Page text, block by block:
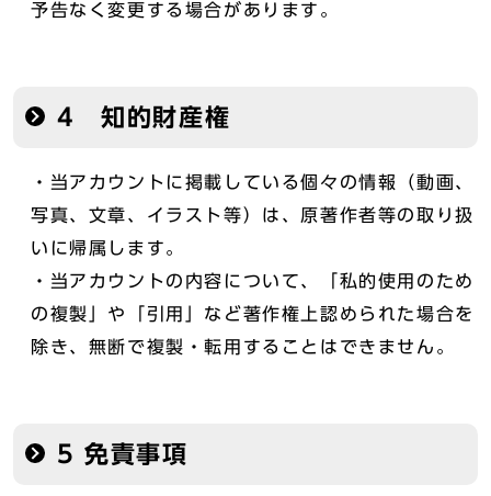
予告なく変更する場合があります。
4 知的財産権
・当アカウントに掲載している個々の情報（動画、
写真、文章、イラスト等）は、原著作者等の取り扱
いに帰属します。
・当アカウントの内容について、「私的使用のため
の複製」や「引用」など著作権上認められた場合を
除き、無断で複製・転用することはできません。
5 免責事項